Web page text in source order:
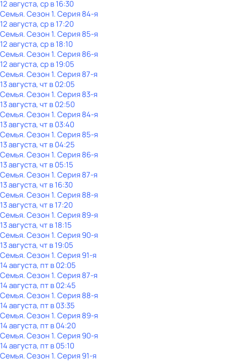
12 августа, ср в 16:30
Семья. Сезон 1. Серия 84-я
12 августа, ср в 17:20
Семья. Сезон 1. Серия 85-я
12 августа, ср в 18:10
Семья. Сезон 1. Серия 86-я
12 августа, ср в 19:05
Семья. Сезон 1. Серия 87-я
13 августа, чт в 02:05
Семья. Сезон 1. Серия 83-я
13 августа, чт в 02:50
Семья. Сезон 1. Серия 84-я
13 августа, чт в 03:40
Семья. Сезон 1. Серия 85-я
13 августа, чт в 04:25
Семья. Сезон 1. Серия 86-я
13 августа, чт в 05:15
Семья. Сезон 1. Серия 87-я
13 августа, чт в 16:30
Семья. Сезон 1. Серия 88-я
13 августа, чт в 17:20
Семья. Сезон 1. Серия 89-я
13 августа, чт в 18:15
Семья. Сезон 1. Серия 90-я
13 августа, чт в 19:05
Семья. Сезон 1. Серия 91-я
14 августа, пт в 02:05
Семья. Сезон 1. Серия 87-я
14 августа, пт в 02:45
Семья. Сезон 1. Серия 88-я
14 августа, пт в 03:35
Семья. Сезон 1. Серия 89-я
14 августа, пт в 04:20
Семья. Сезон 1. Серия 90-я
14 августа, пт в 05:10
Семья. Сезон 1. Серия 91-я